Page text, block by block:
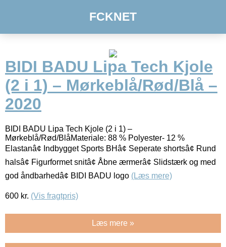
FCKNET
BIDI BADU Lipa Tech Kjole
(2 i 1) – Mørkeblå/Rød/Blå –
2020
BIDI BADU Lipa Tech Kjole (2 i 1) –
Mørkeblå/Rød/BlåMateriale: 88 % Polyester- 12 %
Elastanâ¢ Indbygget Sports BHâ¢ Seperate shortsâ¢ Rund
halsâ¢ Figurformet snitâ¢ Åbne ærmerâ¢ Slidstærk og med
god åndbarhedâ¢ BIDI BADU logo (Læs mere)
600 kr. (Vis fragtpris)
Læs mere »